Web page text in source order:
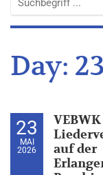
Day:
23
MAI
2026
auf der